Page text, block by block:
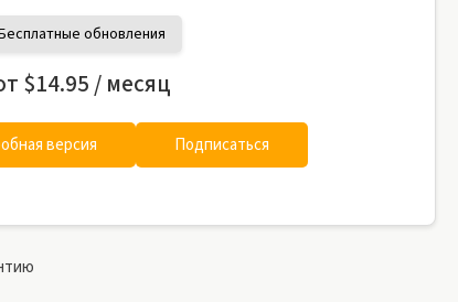
обновления
$14.95 / месяц
версия Подписаться